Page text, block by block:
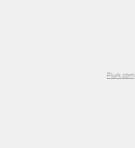
Plurk.com